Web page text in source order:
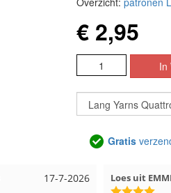
€ 2,95
Gratis
17-7-2026 Loes uit